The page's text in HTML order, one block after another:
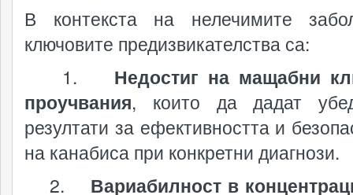
В контекста на нелечимите
ключовите предизвикателства са:
1. Недостиг на мащабни
проучвания, които да дадат
резултати за ефективността и
на канабиса при конкретни диагнози.
2. Вариабилност в